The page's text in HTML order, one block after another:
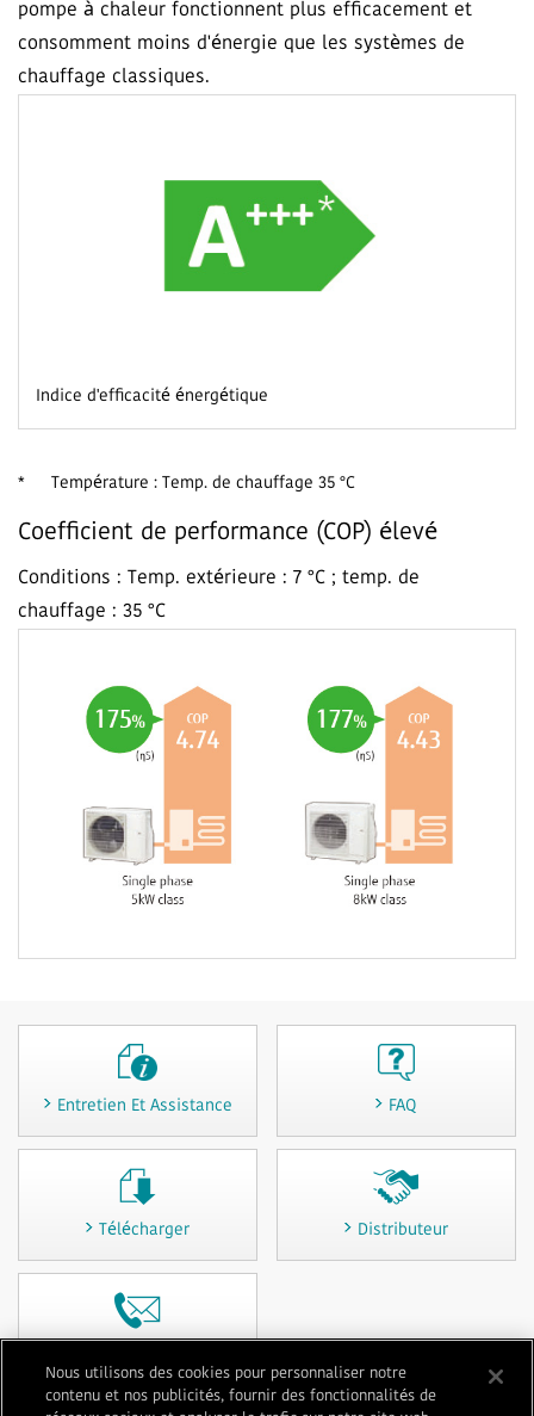
pompe à chaleur fonctionnent plus efficacement et
consomment moins d'énergie que les systèmes de
chauffage classiques.
Indice d'efficacité énergétique
* Température : Temp. de chauffage 35 °C
Coefficient de performance (COP) élevé
Conditions : Temp. extérieure : 7 °C ; temp. de
chauffage : 35 °C
Entretien Et Assistance FAQ
Télécharger Distributeur
Nous utilisons des cookies pour personnaliser notre
contenu et nos publicités, fournir des fonctionnalités de